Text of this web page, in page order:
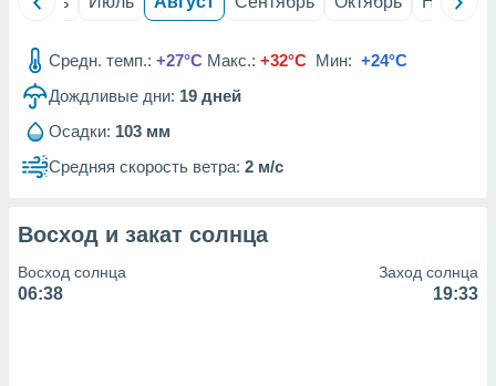
рекламы
сведения
Средн. темп.: +27°C Макс.: +32°C Мин: +24°C
Дождливые дни: 19 дней
Осадки: 103 мм
Средняя скорость ветра: 2 м/с
Восход и закат солнца
Восход солнца
06:38
Заход солнца
19:33